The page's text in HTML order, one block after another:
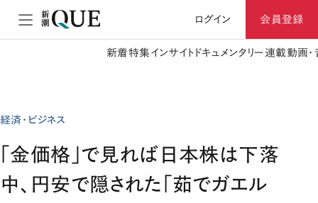
ログイン 会員登録
新着特集 インサイト ドキュメンタリー 連載動画
経済・ビジネス
「金価格」で見れば日本株は下落
中、円安で隠された「茹でガエル